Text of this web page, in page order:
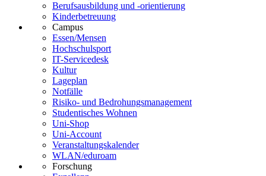
Berufsausbildung und -orientierung
Kinderbetreuung
Campus
Essen/Mensen
Hochschulsport
IT-Servicedesk
Kultur
Lageplan
Notfälle
Risiko- und Bedrohungsmanagement
Studentisches Wohnen
Uni-Shop
Uni-Account
Veranstaltungskalender
WLAN/eduroam
Forschung